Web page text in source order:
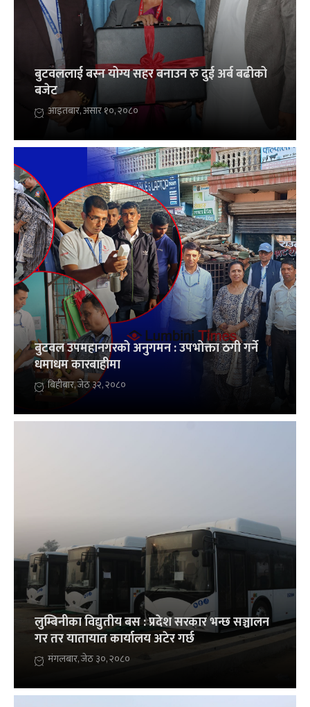
बुटवललाई बस्न योग्य सहर बनाउन रु दुई अर्ब बढीको
बजेट
आइतबार, असार १०, २०८०
बुटवल उपमहानगरको अनुगमन : उपभोक्ता ठगी गर्ने
धमाधम कारबाहीमा
बिहीबार, जेठ ३२, २०८०
लुम्बिनीका विद्युतीय बस : प्रदेश सरकार भन्छ सञ्चालन
गर तर यातायात कार्यालय अटेर गर्छ
मंगलबार, जेठ ३०, २०८०